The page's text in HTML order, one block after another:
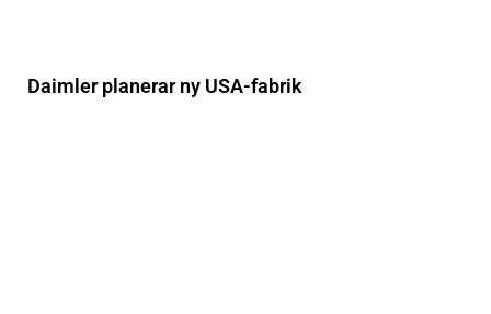
Daimler planerar ny USA-fabrik